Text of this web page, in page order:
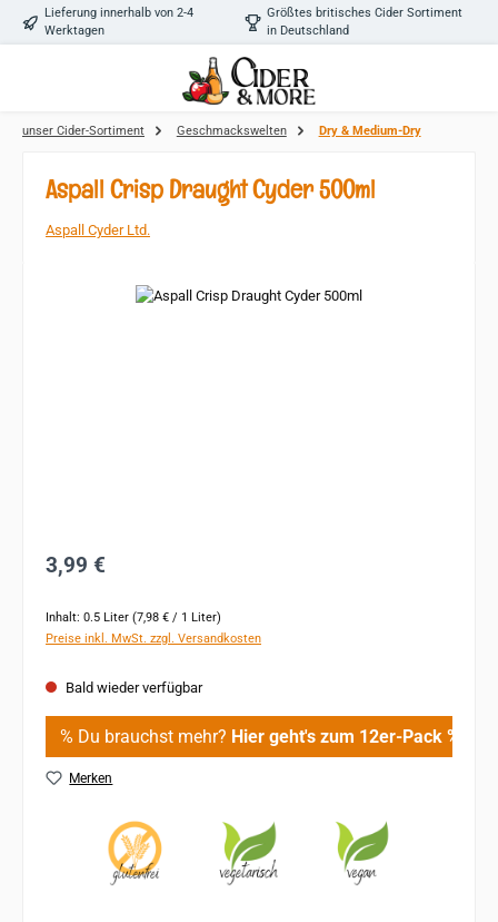
Zum Hauptinhalt springen
Lieferung innerhalb von 2-4
Werktagen
Größtes britisches Cider Sortiment
in Deutschland
unser Cider-Sortiment Geschmackswelten Dry & Medium-Dry
Aspall Crisp Draught Cyder 500ml
Aspall Cyder Ltd.
Bildergalerie überspringen
Regulärer Preis:
3,99 €
Inhalt: 0.5 Liter (7,98 € / 1 Liter)
Preise inkl. MwSt. zzgl. Versandkosten
Bald wieder verfügbar
% Du brauchst mehr? Hier geht's zum 12er-Pack %
Merken